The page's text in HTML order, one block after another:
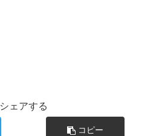
シェアする
コピー